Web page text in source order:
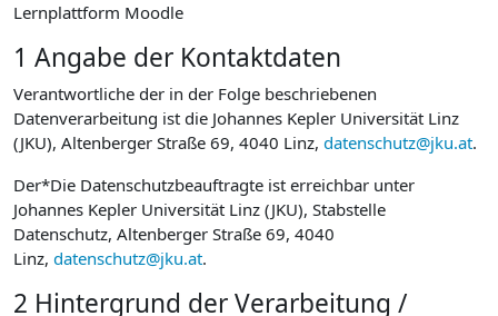
Lernplattform Moodle
1 Angabe der Kontaktdaten
Verantwortliche der in der Folge beschriebenen
Datenverarbeitung ist die Johannes Kepler Universität Linz
(JKU), Altenberger Straße 69, 4040 Linz, datenschutz@jku.at.
Der*Die Datenschutzbeauftragte ist erreichbar unter
Johannes Kepler Universität Linz (JKU), Stabstelle
Datenschutz, Altenberger Straße 69, 4040
Linz, datenschutz@jku.at.
2 Hintergrund der Verarbeitung /